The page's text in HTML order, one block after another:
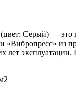
Серый) — это
«Вибропресс» из
лет